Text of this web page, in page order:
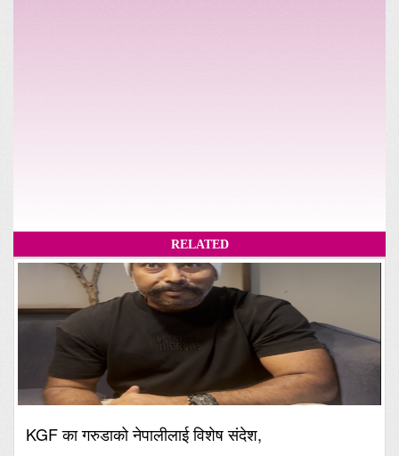
RELATED
KGF का गरुडाको नेपालीलाई विशेष संदेश,